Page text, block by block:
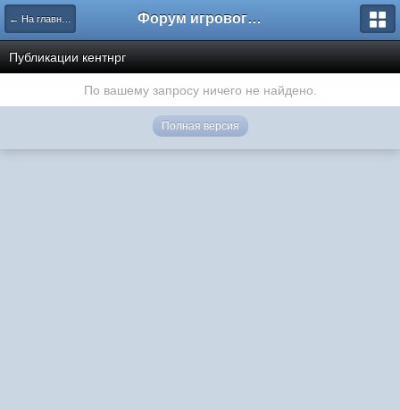
← На главную Форум игрового проекта Riverrise
Публикации кентнрг
По вашему запросу ничего не найдено.
Полная версия